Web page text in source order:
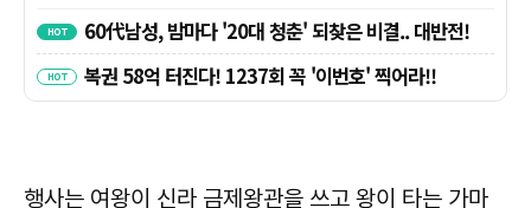
행사는 여왕이 신라 금제왕관을 쓰고 왕이 타는 가마